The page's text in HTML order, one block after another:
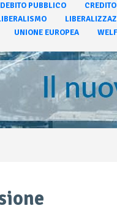
PUBBLICO
UNIONE EUROPEA